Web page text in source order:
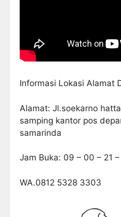
Informasi Lokasi Alamat
Alamat: Jl.soekarno
samping kantor pos
samarinda
Jam Buka: 09 – 00 – 21
WA.0812 5328 3303